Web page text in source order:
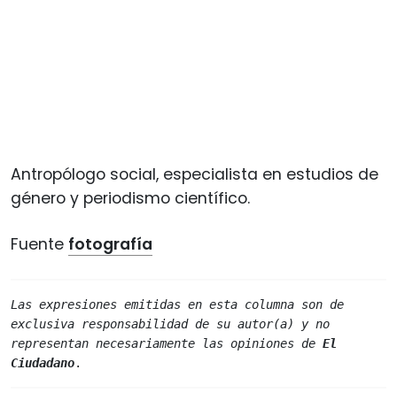
Antropólogo social, especialista en estudios de
género y periodismo científico.
Fuente fotografía
Las expresiones emitidas en esta columna son de
exclusiva responsabilidad de su autor(a) y no
representan necesariamente las opiniones de El
Ciudadano.